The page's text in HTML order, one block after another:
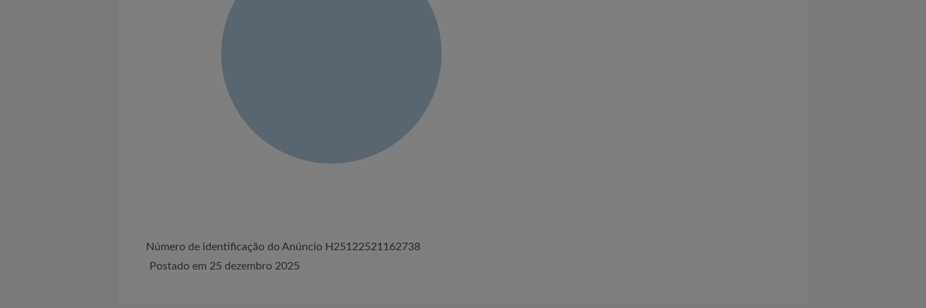
Número de identificação do Anúncio H25122521162738
Postado em 25 dezembro 2025